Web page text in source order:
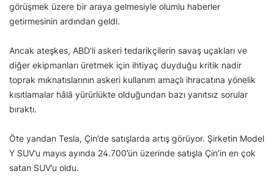
görüşmek üzere bir araya gelmesiyle olumlu haberler
getirmesinin ardından geldi.
Ancak ateşkes, ABD’li askeri tedarikçilerin savaş uçakları ve
diğer ekipmanları üretmek için ihtiyaç duyduğu kritik nadir
toprak mıknatıslarının askeri kullanım amaçlı ihracatına yönelik
kısıtlamalar hâlâ yürürlükte olduğundan bazı yanıtsız sorular
bıraktı.
Öte yandan Tesla, Çin’de satışlarda artış görüyor. Şirketin Model
Y SUV’u mayıs ayında 24.700’ün üzerinde satışla Çin’in en çok
satan SUV’u oldu.